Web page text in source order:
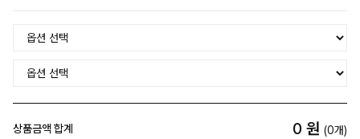
상품금액 합계 0 원 (0개)